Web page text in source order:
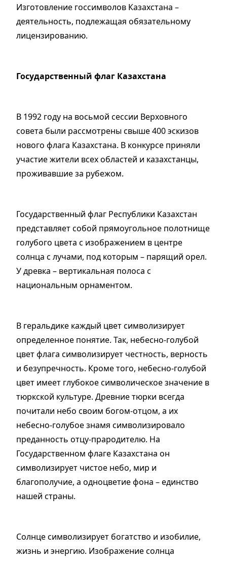
Изготовление госсимволов Казахстана –
деятельность, подлежащая обязательному
лицензированию.
Государственный флаг Казахстана
В 1992 году на восьмой сессии Верховного
совета были рассмотрены свыше 400 эскизов
нового флага Казахстана. В конкурсе приняли
участие жители всех областей и казахстанцы,
проживавшие за рубежом.
Государственный флаг Республики Казахстан
представляет собой прямоугольное полотнище
голубого цвета с изображением в центре
солнца с лучами, под которым – парящий орел.
У древка – вертикальная полоса с
национальным орнаментом.
В геральдике каждый цвет символизирует
определенное понятие. Так, небесно-голубой
цвет флага символизирует честность, верность
и безупречность. Кроме того, небесно-голубой
цвет имеет глубокое символическое значение в
тюркской культуре. Древние тюрки всегда
почитали небо своим богом-отцом, а их
небесно-голубое знамя символизировало
преданность отцу-прародителю. На
Государственном флаге Казахстана он
символизирует чистое небо, мир и
благополучие, а одноцветие фона – единство
нашей страны.
Солнце символизирует богатство и изобилие,
жизнь и энергию. Изображение солнца